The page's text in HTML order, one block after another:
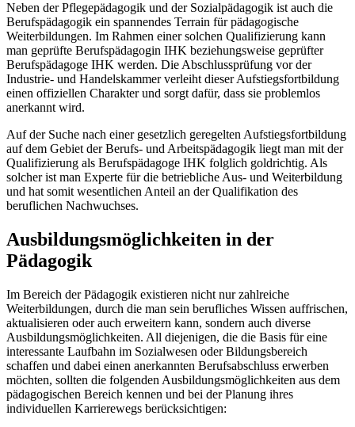
Neben der Pflegepädagogik und der Sozialpädagogik ist auch die
Berufspädagogik ein spannendes Terrain für pädagogische
Weiterbildungen. Im Rahmen einer solchen Qualifizierung kann
man geprüfte Berufspädagogin IHK beziehungsweise geprüfter
Berufspädagoge IHK werden. Die Abschlussprüfung vor der
Industrie- und Handelskammer verleiht dieser Aufstiegsfortbildung
einen offiziellen Charakter und sorgt dafür, dass sie problemlos
anerkannt wird.
Auf der Suche nach einer gesetzlich geregelten Aufstiegsfortbildung
auf dem Gebiet der Berufs- und Arbeitspädagogik liegt man mit der
Qualifizierung als Berufspädagoge IHK folglich goldrichtig. Als
solcher ist man Experte für die betriebliche Aus- und Weiterbildung
und hat somit wesentlichen Anteil an der Qualifikation des
beruflichen Nachwuchses.
Ausbildungsmöglichkeiten in der
Pädagogik
Im Bereich der Pädagogik existieren nicht nur zahlreiche
Weiterbildungen, durch die man sein berufliches Wissen auffrischen,
aktualisieren oder auch erweitern kann, sondern auch diverse
Ausbildungsmöglichkeiten. All diejenigen, die die Basis für eine
interessante Laufbahn im Sozialwesen oder Bildungsbereich
schaffen und dabei einen anerkannten Berufsabschluss erwerben
möchten, sollten die folgenden Ausbildungsmöglichkeiten aus dem
pädagogischen Bereich kennen und bei der Planung ihres
individuellen Karrierewegs berücksichtigen: